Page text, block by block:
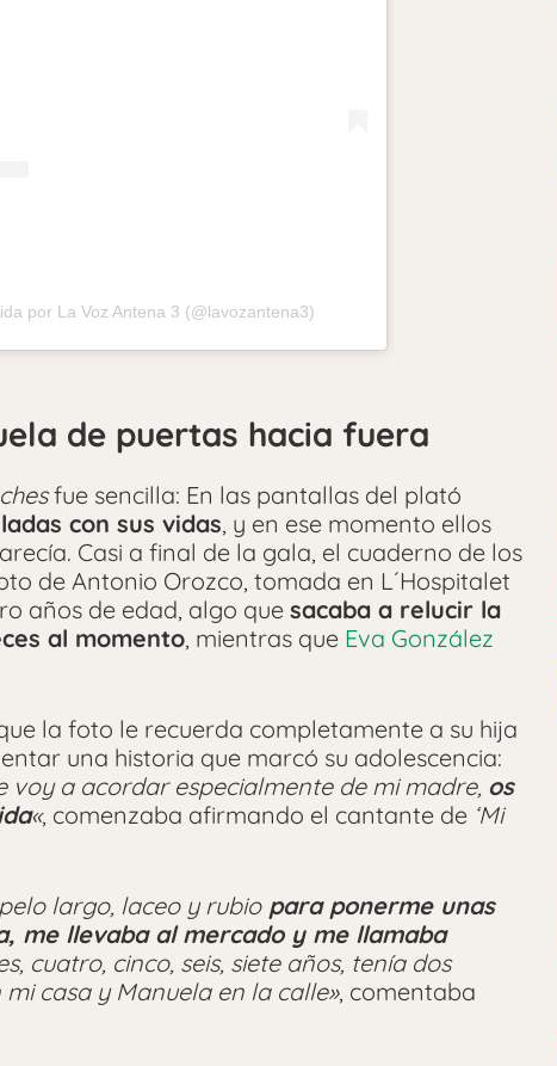
por La Voz Antena 3 (@lavozantena3)
de puertas hacia fuera
fue sencilla: En las pantallas del plató
con sus vidas, y en ese momento ellos
Casi a final de la gala, el cuaderno de los
de Antonio Orozco, tomada en L´Hospitalet
años de edad, algo que sacaba a relucir la
al momento, mientras que Eva González
la foto le recuerda completamente a su hija
una historia que marcó su adolescencia:
voy a acordar especialmente de mi madre, os
«, comenzaba afirmando el cantante de ‘Mi
largo, laceo y rubiopara ponerme unas
me llevaba al mercado y me llamaba
cuatro, cinco, seis, siete años, tenía dos
casa y Manuela en la calle», comentaba